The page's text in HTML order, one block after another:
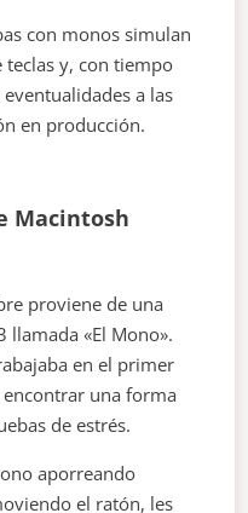
con monos simulan
teclas y, con tiempo
a las
en producción.
Macintosh
proviene de una
llamada «El Mono».
en el primer
una forma
de estrés.
aporreando
el ratón, les